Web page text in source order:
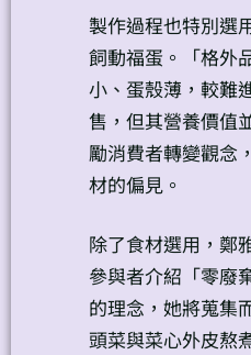
製作過程也特別選
飼動福蛋。「格外
小、蛋殼薄，較難
售，但其營養價值
勵消費者轉變觀念
材的偏見。
除了食材選用，鄭
參與者介紹「零廢
的理念，她將蒐集
頭菜與菜心外皮熬